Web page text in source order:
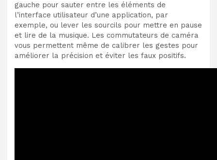
gauche pour sauter entre les éléments de
l’interface utilisateur d’une application, par
exemple, ou lever les sourcils pour mettre en pause
et lire de la musique. Les commutateurs de caméra
vous permettent même de calibrer les gestes pour
améliorer la précision et éviter les faux positifs.